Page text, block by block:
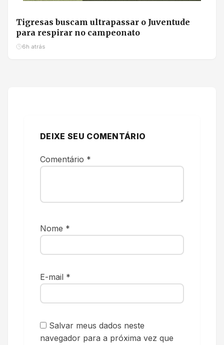
Tigresas buscam ultrapassar o Juventude
para respirar no campeonato
6h atrás
DEIXE SEU COMENTÁRIO
Comentário *
Nome *
E-mail *
Salvar meus dados neste
navegador para a próxima vez que